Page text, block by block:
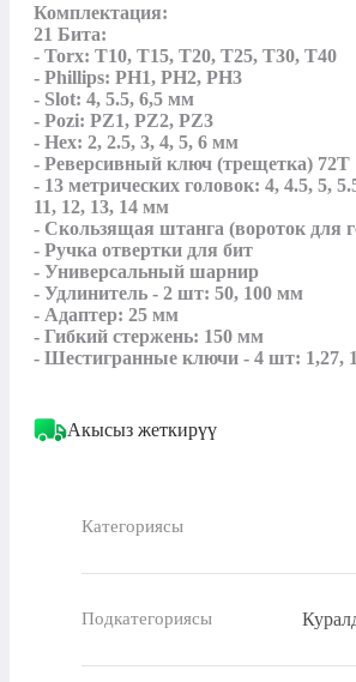
Комплектация:
21 Бита:
- Torx: T10, T15, T20, T25, T30, T40
- Phillips: PH1, PH2, PH3
- Slot: 4, 5.5, 6,5 мм
- Pozi: PZ1, PZ2, PZ3
- Hex: 2, 2.5, 3, 4, 5, 6 мм
- Реверсивный ключ (трещетка) 72Т
- 13 метрических головок: 4, 4.5, 5,
11, 12, 13, 14 мм
- Скользящая штанга (вороток для
- Ручка отвертки для бит
- Универсальный шарнир
- Удлинитель - 2 шт: 50, 100 мм
- Адаптер: 25 мм
- Гибкий стержень: 150 мм
- Шестигранные ключи - 4 шт: 1,27,
Акысыз жеткирүү
Категориясы
Подкатегориясы